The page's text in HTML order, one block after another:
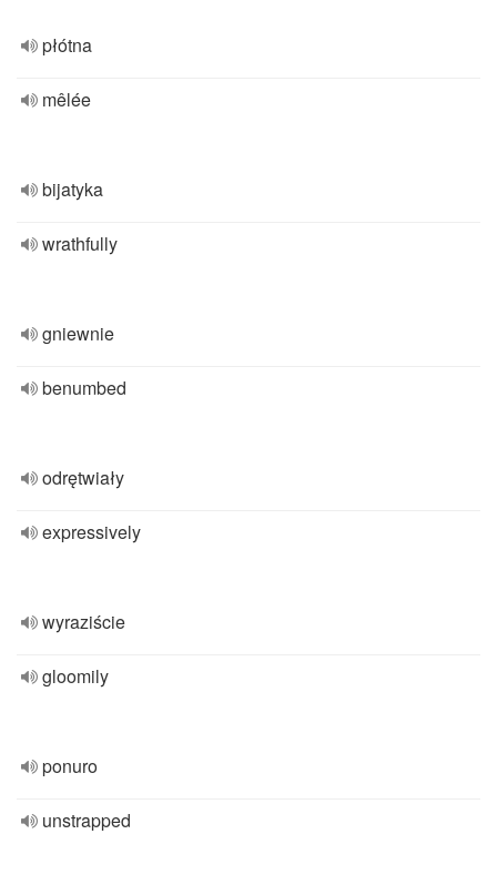
płótna
mêlée
bijatyka
wrathfully
gniewnie
benumbed
odrętwiały
expressively
wyraziście
gloomily
ponuro
unstrapped